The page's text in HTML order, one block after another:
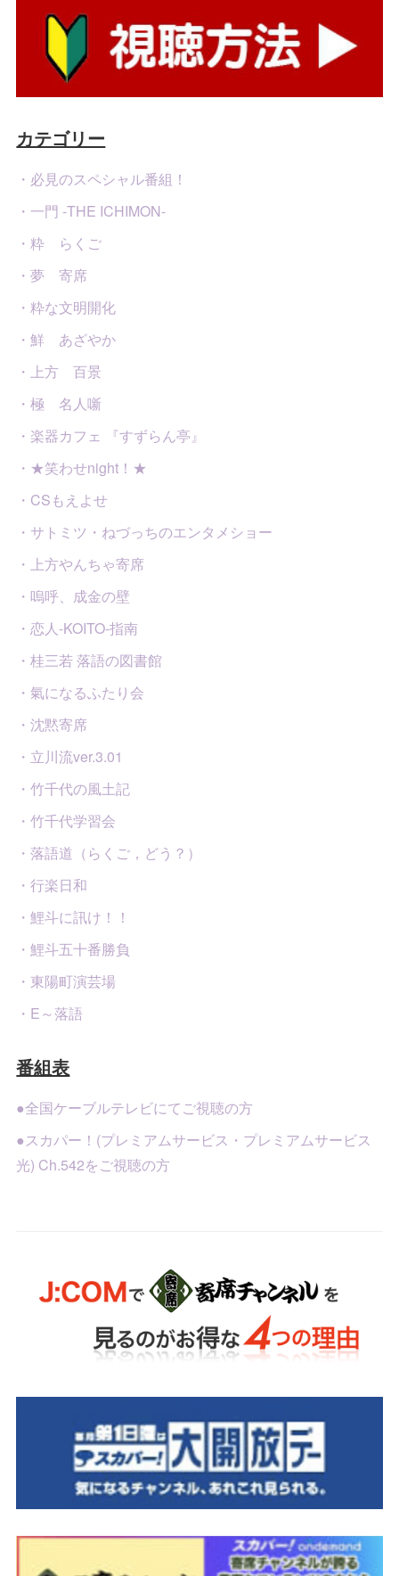
カテゴリー
・必見のスペシャル番組！
・一門 -THE ICHIMON-
・粋 らくご
・夢 寄席
・粋な文明開化
・鮮 あざやか
・上方 百景
・極 名人噺
・楽器カフェ 『すずらん亭』
・★笑わせnight！★
・CSもえよせ
・サトミツ・ねづっちのエンタメショー
・上方やんちゃ寄席
・嗚呼、成金の壁
・恋人-KOITO-指南
・桂三若 落語の図書館
・氣になるふたり会
・沈黙寄席
・立川流ver.3.01
・竹千代の風土記
・竹千代学習会
・落語道（らくご，どう？）
・行楽日和
・鯉斗に訊け！！
・鯉斗五十番勝負
・東陽町演芸場
・E～落語
番組表
●全国ケーブルテレビにてご視聴の方
●スカパー！(プレミアムサービス・プレミアムサービス
光) Ch.542をご視聴の方